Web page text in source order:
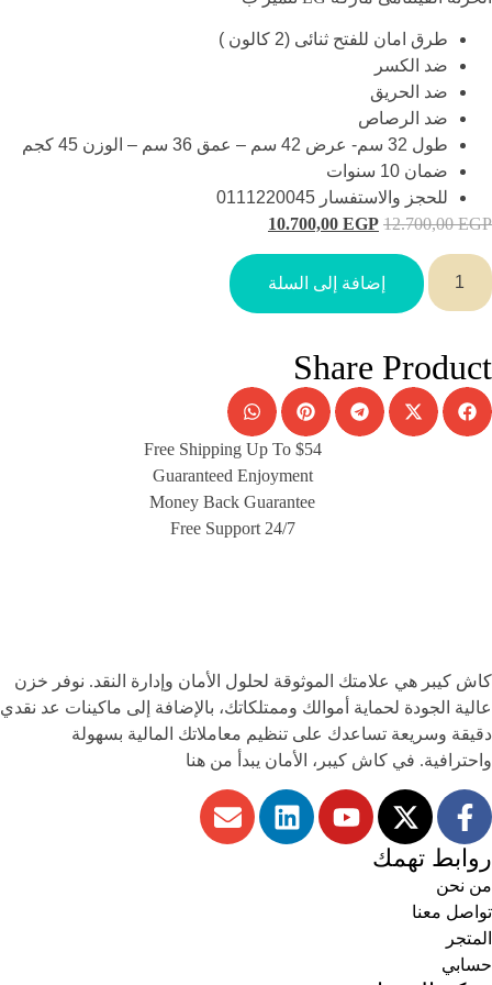
طرق امان للفتح ثنائى (2 كالون )
ضد الكسر
ضد الحريق
ضد الرصاص
طول 32 سم- عرض 42 سم – عمق 36 سم – الوزن 45 كجم
ضمان 10 سنوات
للحجز والاستفسار 0111220045
12.700,00EGP
10.700,00 EGP
إضافة إلى السلة
Share Product
Free Shipping Up To $54
Guaranteed Enjoyment
Money Back Guarantee
Free Support 24/7
كاش كيبر هي علامتك الموثوقة لحلول الأمان وإدارة النقد. نوفر خزن
عالية الجودة لحماية أموالك وممتلكاتك، بالإضافة إلى ماكينات عد نقدي
دقيقة وسريعة تساعدك على تنظيم معاملاتك المالية بسهولة
واحترافية. في كاش كيبر، الأمان يبدأ من هنا
روابط تهمك
من نحن
تواصل معنا
المتجر
حسابي